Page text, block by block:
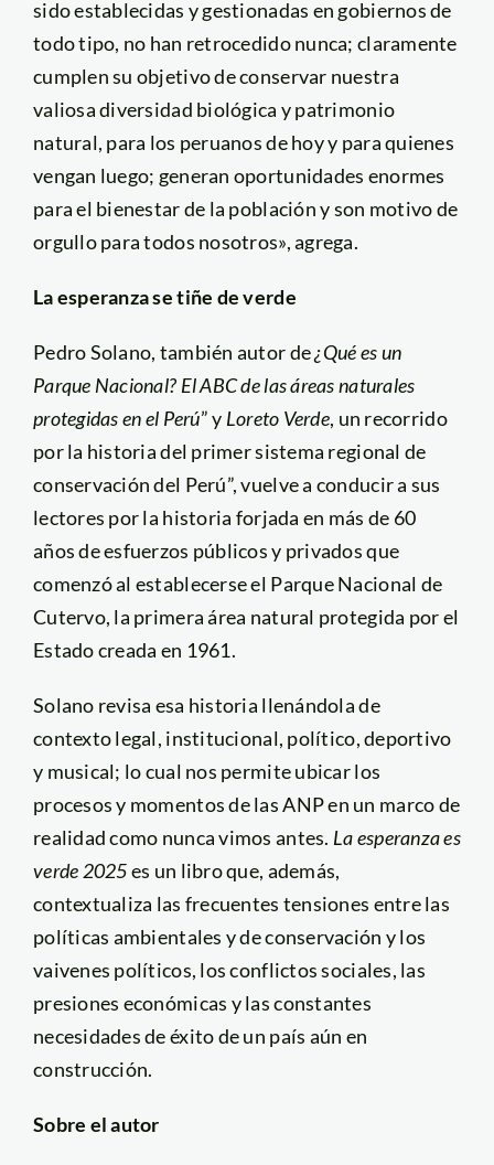
sido establecidas y gestionadas en gobiernos de
todo tipo, no han retrocedido nunca; claramente
cumplen su objetivo de conservar nuestra
valiosa diversidad biológica y patrimonio
natural, para los peruanos de hoy y para quienes
vengan luego; generan oportunidades enormes
para el bienestar de la población y son motivo de
orgullo para todos nosotros», agrega.
La esperanza se tiñe de verde
Pedro Solano, también autor de¿Qué es un
Parque Nacional? El ABC de las áreas naturales
protegidas en el Perú” y Loreto Verde, un recorrido
por la historia del primer sistema regional de
conservación del Perú”, vuelve a conducir a sus
lectores por la historia forjada en más de 60
años de esfuerzos públicos y privados que
comenzó al establecerse el Parque Nacional de
Cutervo, la primera área natural protegida por el
Estado creada en 1961.
Solano revisa esa historia llenándola de
contexto legal, institucional, político, deportivo
y musical; lo cual nos permite ubicar los
procesos y momentos de las ANP en un marco de
realidad como nunca vimos antes. La esperanza es
verde 2025es un libro que, además,
contextualiza las frecuentes tensiones entre las
políticas ambientales y de conservación y los
vaivenes políticos, los conflictos sociales, las
presiones económicas y las constantes
necesidades de éxito de un país aún en
construcción.
Sobre el autor